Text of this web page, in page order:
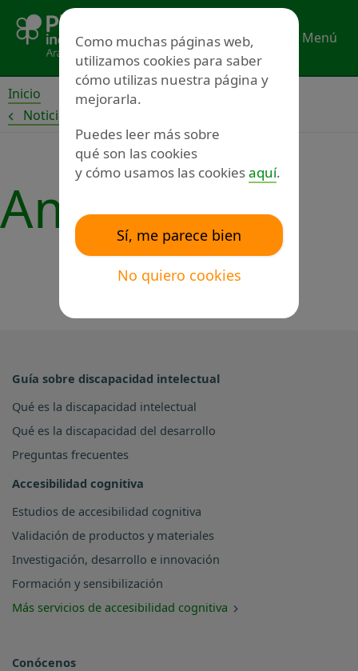
contenido
Menú
Inicio
Noticias
Amibil
Anterior
Guía sobre discapacidad intelectual
Qué es la discapacidad intelectual
Qué es la discapacidad del desarrollo
Preguntas frecuentes
Accesibilidad cognitiva
Estudios de accesibilidad cognitiva
Validación de productos y materiales
Investigación, desarrollo e innovación
Formación y sensibilización
Más servicios de accesibilidad cognitiva
Conócenos
Como muchas páginas web,
utilizamos cookies para saber
cómo utilizas nuestra página y
mejorarla.
Puedes leer más sobre
qué son las cookies
y cómo usamos las cookiesaquí.
Sí, me parece bien
No quiero cookies